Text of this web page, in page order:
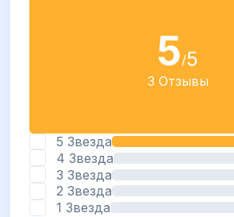
5/5
3 Отзывы
5 Звезда
4 Звезда
3 Звезда
2 Звезда
1 Звезда